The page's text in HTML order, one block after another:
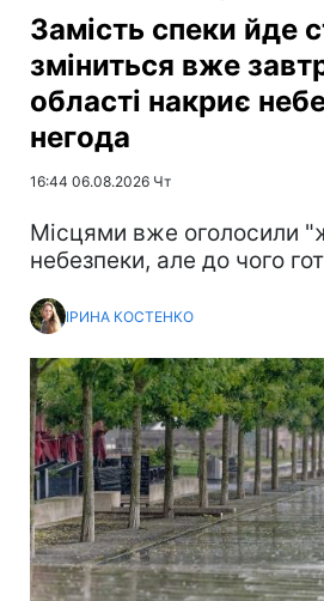
Замість спеки йде
зміниться вже
області накриє
негода
16:44 06.08.2026 Чт
Місцями вже оголосили
небезпеки, але до чого
ІРИНА КОСТЕНКО